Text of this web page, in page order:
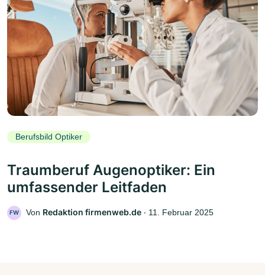
Berufsbild Optiker
Traumberuf Augenoptiker: Ein
umfassender Leitfaden
FW Von Redaktion firmenweb.de ‧ 11. Februar 2025